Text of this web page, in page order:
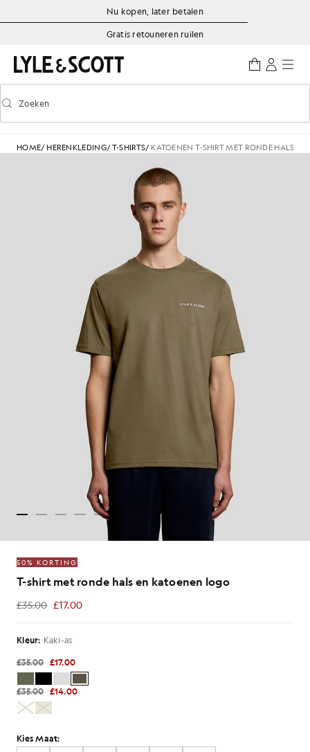
Ga naar de hoofdinhoud
Informatie over toegankelijkheid
Nu kopen, later betalen
Gratis retouneren ruilen
Voorspellend zoeken in- of uitschakelen
Zoeken
HOME/ HERENKLEDING/T-SHIRTS/ KATOENEN T-SHIRT MET RONDE HALS EN
50% KORTING
T-shirt met ronde hals en katoenen logo
£35.00 £17.00
£17.00
Kleur: Kaki-as
£35.00 £17.00
£35.00 £14.00
Kies Maat: